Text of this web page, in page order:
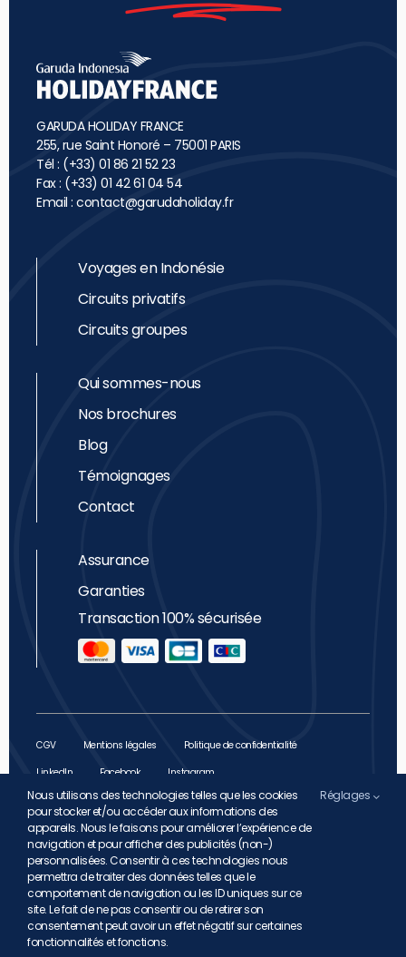
GARUDA HOLIDAY FRANCE
255, rue Saint Honoré – 75001 PARIS
Tél : (+33) 01 86 21 52 23
Fax : (+33) 01 42 61 04 54
Email : contact@garudaholiday.fr
Voyages en Indonésie
Circuits privatifs
Circuits groupes
Qui sommes-nous
Nos brochures
Blog
Témoignages
Contact
Assurance
Garanties
Transaction 100% sécurisée
CGV Mentions légales
Politique de confidentialité
LinkedIn
Facebook Instagram
GARUDA INDONESIA HOLIDAY FRANCE – 255 rue
Saint-Honoré, 75001 Paris – SASU au capital social
de 1 000 000 € – IM 075100203 délivrée par Atout
France : 79-81 rue de Clichy – 75009 Paris Garantie
Financière APST : 15 avenue Carnot, 75017 Paris – N°
de TVA intracommunautaire FR 95799887765 Réf
CNIL 702361 | Copyright 2024 Garuda Holiday
Nous utilisons des technologies telles que les cookies
pour stocker et/ou accéder aux informations des
appareils. Nous le faisons pour améliorer l’expérience de
navigation et pour afficher des publicités (non-)
personnalisées. Consentir à ces technologies nous
permettra de traiter des données telles que le
comportement de navigation ou les ID uniques sur ce
site. Le fait de ne pas consentir ou de retirer son
consentement peut avoir un effet négatif sur certaines
fonctionnalités et fonctions.
Réglages